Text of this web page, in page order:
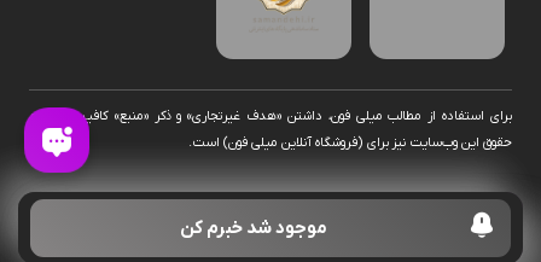
موجود شد خبرم کن
برای استفاده از مطالب میلی فون، داشتن «هدف غیرتجاری» و ذکر «منبع» کافیست. تمام
حقوق اين وب‌سايت نیز برای (فروشگاه آنلاین میلی فون) است.